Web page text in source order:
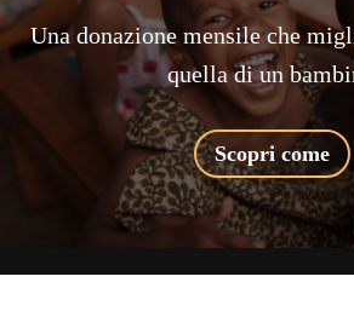
Una donazione mensile che
quella di un
Scopri come